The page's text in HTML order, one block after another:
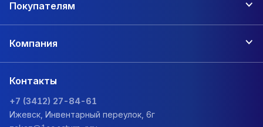
Покупателям
Компания
Контакты
+7 (3412) 27-84-61
Ижевск, Инвентарный переулок, 6г